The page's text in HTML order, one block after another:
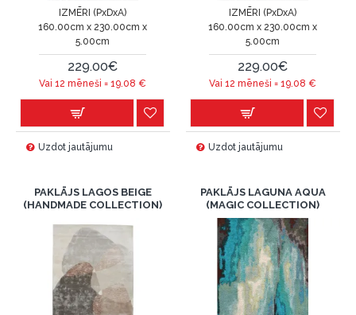
IZMĒRI (PxDxA)
160.00cm x 230.00cm x
5.00cm
229.00€
Vai 12 mēneši =19.08 €
Uzdot jautājumu
IZMĒRI (PxDxA)
160.00cm x 230.00cm x
5.00cm
229.00€
Vai 12 mēneši =19.08 €
Uzdot jautājumu
PAKLĀJS LAGOS BEIGE
(HANDMADE COLLECTION)
PAKLĀJS LAGUNA AQUA
(MAGIC COLLECTION)